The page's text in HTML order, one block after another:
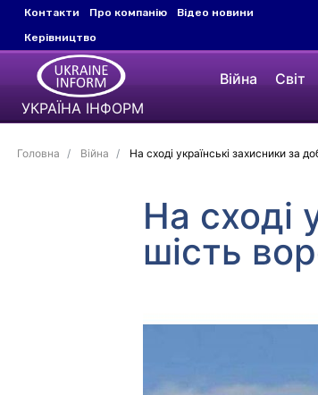
Контакти Про компанію
Відео новини
Керівництво
УКРАЇНА ІНФОРМ
Війна Світ
Головна Війна На сході українські захисники за
На сході
шість